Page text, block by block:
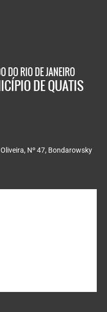
Nº 47, Bondarowsky